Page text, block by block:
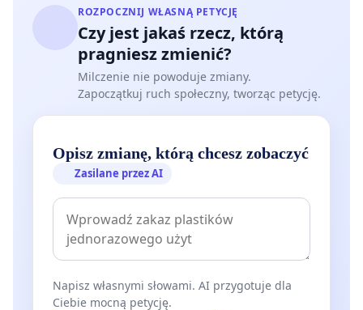
ROZPOCZNIJ WŁASNĄ PETYCJĘ
Czy jest jakaś rzecz, którą
pragniesz zmienić?
Milczenie nie powoduje zmiany.
Zapoczątkuj ruch społeczny, tworząc petycję.
Opisz zmianę, którą chcesz zobaczyć
Zasilane przez AI
Napisz własnymi słowami. AI przygotuje dla
Ciebie mocną petycję.